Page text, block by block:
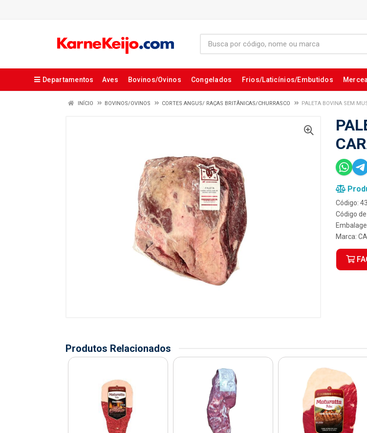
Departamentos Aves Bovinos/Ovinos Congelados Frios/Laticínios/Embutidos
INÍCIO BOVINOS/OVINOS CORTES ANGUS/ RAÇAS BRITÂNICAS/CHURRASCO PALETA BOVINA SEM
Código:
Código
Marca:
Produtos Relacionados